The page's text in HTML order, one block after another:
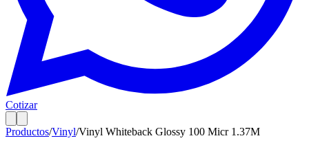
Cotizar
Productos/Vinyl/Vinyl Whiteback Glossy 100 Micr 1.37M